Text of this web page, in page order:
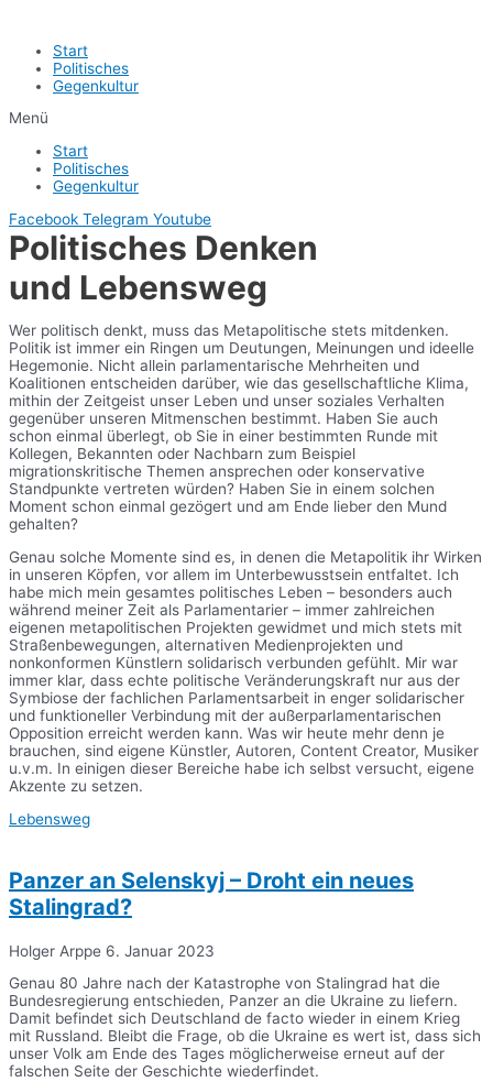
Start
Politisches
Gegenkultur
Menü
Start
Politisches
Gegenkultur
Facebook Telegram Youtube
Politisches Denken
und Lebensweg
Wer politisch denkt, muss das Metapolitische stets mitdenken.
Politik ist immer ein Ringen um Deutungen, Meinungen und ideelle
Hegemonie. Nicht allein parlamentarische Mehrheiten und
Koalitionen entscheiden darüber, wie das gesellschaftliche Klima,
mithin der Zeitgeist unser Leben und unser soziales Verhalten
gegenüber unseren Mitmenschen bestimmt. Haben Sie auch
schon einmal überlegt, ob Sie in einer bestimmten Runde mit
Kollegen, Bekannten oder Nachbarn zum Beispiel
migrationskritische Themen ansprechen oder konservative
Standpunkte vertreten würden? Haben Sie in einem solchen
Moment schon einmal gezögert und am Ende lieber den Mund
gehalten?
Genau solche Momente sind es, in denen die Metapolitik ihr Wirken
in unseren Köpfen, vor allem im Unterbewusstsein entfaltet. Ich
habe mich mein gesamtes politisches Leben – besonders auch
während meiner Zeit als Parlamentarier – immer zahlreichen
eigenen metapolitischen Projekten gewidmet und mich stets mit
Straßenbewegungen, alternativen Medienprojekten und
nonkonformen Künstlern solidarisch verbunden gefühlt. Mir war
immer klar, dass echte politische Veränderungskraft nur aus der
Symbiose der fachlichen Parlamentsarbeit in enger solidarischer
und funktioneller Verbindung mit der außerparlamentarischen
Opposition erreicht werden kann. Was wir heute mehr denn je
brauchen, sind eigene Künstler, Autoren, Content Creator, Musiker
u.v.m. In einigen dieser Bereiche habe ich selbst versucht, eigene
Akzente zu setzen.
Lebensweg
Panzer an Selenskyj – Droht ein neues
Stalingrad?
Holger Arppe 6. Januar 2023
Genau 80 Jahre nach der Katastrophe von Stalingrad hat die
Bundesregierung entschieden, Panzer an die Ukraine zu liefern.
Damit befindet sich Deutschland de facto wieder in einem Krieg
mit Russland. Bleibt die Frage, ob die Ukraine es wert ist, dass sich
unser Volk am Ende des Tages möglicherweise erneut auf der
falschen Seite der Geschichte wiederfindet.